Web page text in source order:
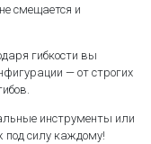
смещается и
гибкости вы
— от строгих
инструменты или
силу каждому!